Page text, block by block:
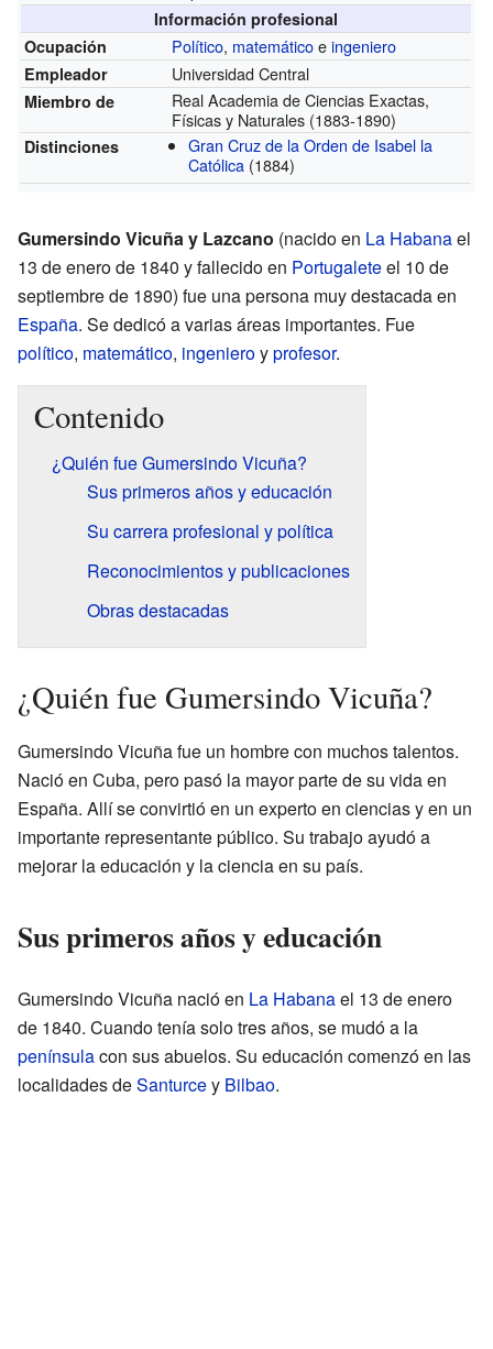
Información profesional
Ocupación
Político, matemáticoeingeniero
Empleador Universidad Central
Miembro de
Real Academia de Ciencias Exactas,
Físicas y Naturales (1883-1890)
Distinciones
Gran Cruz de la Orden de Isabel la
Católica (1884)
Gumersindo Vicuña y Lazcano (nacido en La Habanael
13 de enero de 1840 y fallecido en Portugaleteel 10 de
septiembre de 1890) fue una persona muy destacada en
España. Se dedicó a varias áreas importantes. Fue
político, matemático, ingenieroyprofesor.
Contenido
¿Quién fue Gumersindo Vicuña?
Sus primeros años y educación
Su carrera profesional y política
Reconocimientos y publicaciones
Obras destacadas
¿Quién fue Gumersindo Vicuña?
Gumersindo Vicuña fue un hombre con muchos talentos.
Nació en Cuba, pero pasó la mayor parte de su vida en
España. Allí se convirtió en un experto en ciencias y en un
importante representante público. Su trabajo ayudó a
mejorar la educación y la ciencia en su país.
Sus primeros años y educación
Gumersindo Vicuña nació en La Habanael 13 de enero
de 1840. Cuando tenía solo tres años, se mudó a la
penínsulacon sus abuelos. Su educación comenzó en las
localidades deSanturcey Bilbao.